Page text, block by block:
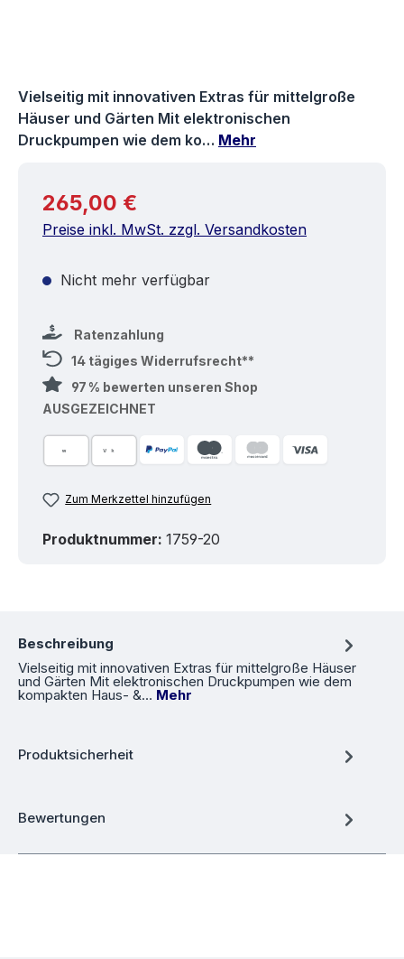
Vielseitig mit innovativen Extras für mittelgroße
Häuser und Gärten Mit elektronischen
Druckpumpen wie dem ko… Mehr
Regulärer Preis:
265,00 €
Preise inkl. MwSt. zzgl. Versandkosten
Nicht mehr verfügbar
Ratenzahlung
14 tägiges Widerrufsrecht**
97 % bewerten unseren Shop
AUSGEZEICHNET
Zum Merkzettel hinzufügen
Produktnummer: 1759-20
Beschreibung
Vielseitig mit innovativen Extras für mittelgroße Häuser
und Gärten Mit elektronischen Druckpumpen wie dem
kompakten Haus- &… Mehr
Produktsicherheit
Bewertungen